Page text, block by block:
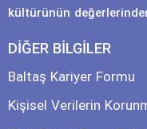
kültürünün
DİĞER BİLGİLER
Baltaş Kariyer Formu
Kişisel Verilerin